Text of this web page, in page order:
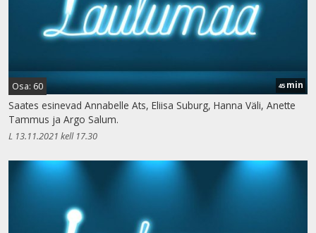
Osa: 60 45 min
Saates esinevad Annabelle Ats, Eliisa Suburg, Hanna Väli, Anette
Tammus ja Argo Salum.
L 13.11.2021 kell 17.30